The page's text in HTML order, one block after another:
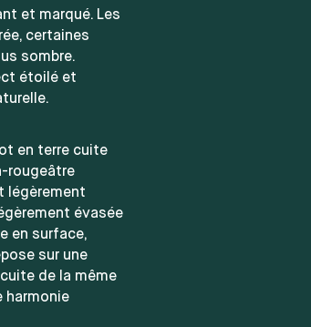
et marqué. Les
certaines
sombre.
étoilé et
en terre cuite
rougeâtre
légèrement
évasée
en surface,
sur une
de la même
harmonie